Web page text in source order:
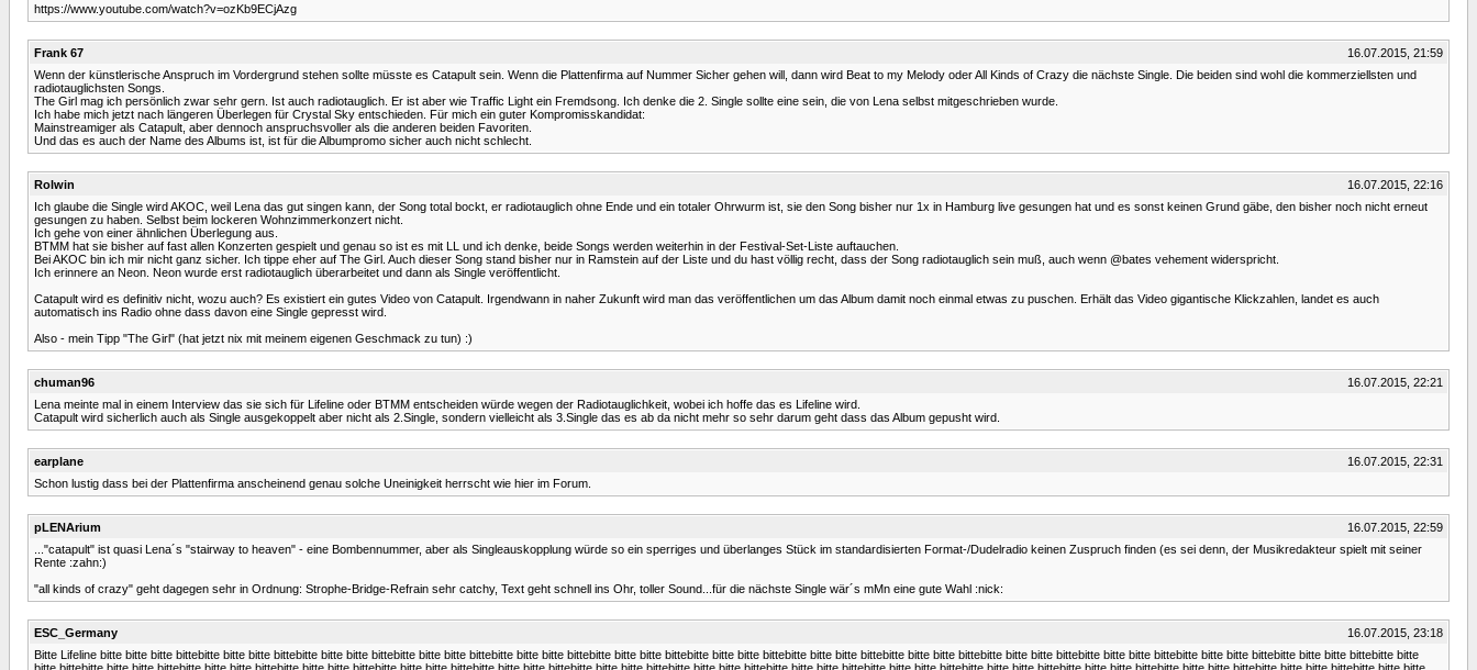
https://www.youtube.com/watch?v=ozKb9ECjAzg
Frank 67
16.07.2015, 21:59
Wenn der künstlerische Anspruch im Vordergrund stehen sollte müsste es Catapult sein. Wenn die Plattenfirma auf Nummer Sicher gehen will, dann wird Beat to my Melody oder All Kinds of Crazy die nächste Single. Die beiden sind wohl die kommerziellsten und
radiotauglichsten Songs.
The Girl mag ich persönlich zwar sehr gern. Ist auch radiotauglich. Er ist aber wie Traffic Light ein Fremdsong. Ich denke die 2. Single sollte eine sein, die von Lena selbst mitgeschrieben wurde.
Ich habe mich jetzt nach längeren Überlegen für Crystal Sky entschieden. Für mich ein guter Kompromisskandidat:
Mainstreamiger als Catapult, aber dennoch anspruchsvoller als die anderen beiden Favoriten.
Und das es auch der Name des Albums ist, ist für die Albumpromo sicher auch nicht schlecht.
Rolwin
16.07.2015, 22:16
Ich glaube die Single wird AKOC, weil Lena das gut singen kann, der Song total bockt, er radiotauglich ohne Ende und ein totaler Ohrwurm ist, sie den Song bisher nur 1x in Hamburg live gesungen hat und es sonst keinen Grund gäbe, den bisher noch nicht erneut
gesungen zu haben. Selbst beim lockeren Wohnzimmerkonzert nicht.
Ich gehe von einer ähnlichen Überlegung aus.
BTMM hat sie bisher auf fast allen Konzerten gespielt und genau so ist es mit LL und ich denke, beide Songs werden weiterhin in der Festival-Set-Liste auftauchen.
Bei AKOC bin ich mir nicht ganz sicher. Ich tippe eher auf The Girl. Auch dieser Song stand bisher nur in Ramstein auf der Liste und du hast völlig recht, dass der Song radiotauglich sein muß, auch wenn @bates vehement widerspricht.
Ich erinnere an Neon. Neon wurde erst radiotauglich überarbeitet und dann als Single veröffentlicht.
Catapult wird es definitiv nicht, wozu auch? Es existiert ein gutes Video von Catapult. Irgendwann in naher Zukunft wird man das veröffentlichen um das Album damit noch einmal etwas zu puschen. Erhält das Video gigantische Klickzahlen, landet es auch
automatisch ins Radio ohne dass davon eine Single gepresst wird.
Also - mein Tipp "The Girl" (hat jetzt nix mit meinem eigenen Geschmack zu tun) :)
chuman96
16.07.2015, 22:21
Lena meinte mal in einem Interview das sie sich für Lifeline oder BTMM entscheiden würde wegen der Radiotauglichkeit, wobei ich hoffe das es Lifeline wird.
Catapult wird sicherlich auch als Single ausgekoppelt aber nicht als 2.Single, sondern vielleicht als 3.Single das es ab da nicht mehr so sehr darum geht dass das Album gepusht wird.
earplane
16.07.2015, 22:31
Schon lustig dass bei der Plattenfirma anscheinend genau solche Uneinigkeit herrscht wie hier im Forum.
pLENArium
16.07.2015, 22:59
..."catapult" ist quasi Lena´s "stairway to heaven" - eine Bombennummer, aber als Singleauskopplung würde so ein sperriges und überlanges Stück im standardisierten Format-/Dudelradio keinen Zuspruch finden (es sei denn, der Musikredakteur spielt mit seiner
Rente :zahn:)
"all kinds of crazy" geht dagegen sehr in Ordnung: Strophe-Bridge-Refrain sehr catchy, Text geht schnell ins Ohr, toller Sound...für die nächste Single wär´s mMn eine gute Wahl :nick:
ESC_Germany
16.07.2015, 23:18
Bitte Lifeline bitte bitte bitte bittebitte bitte bitte bittebitte bitte bitte bittebitte bitte bitte bittebitte bitte bitte bittebitte bitte bitte bittebitte bitte bitte bittebitte bitte bitte bittebitte bitte bitte bittebitte bitte bitte bittebitte bitte bitte bittebitte bitte bitte bittebitte bitte bitte bittebitte bitte